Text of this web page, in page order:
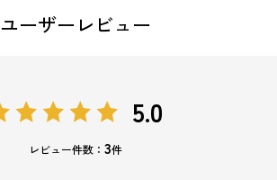
ユーザーレビュー
5.0
レビュー件数： 3件